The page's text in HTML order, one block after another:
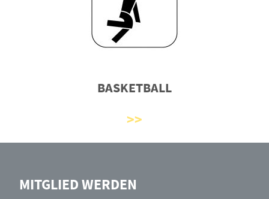
BASKETBALL
MITGLIED WERDEN